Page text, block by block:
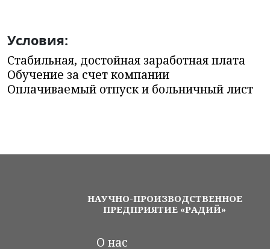
Условия:
Стабильная, достойная заработная плата
Обучение за счет компании
Оплачиваемый отпуск и больничный лист
НАУЧНО-ПРОИЗВОДСТВЕННОЕ
ПРЕДПРИЯТИЕ «РАДИЙ»
О нас